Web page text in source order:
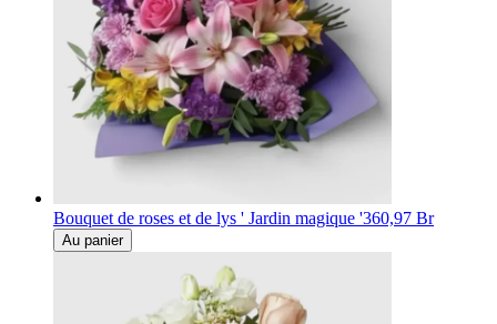
Bouquet de roses et de lys ' Jardin magique '360,97 Br
Au panier